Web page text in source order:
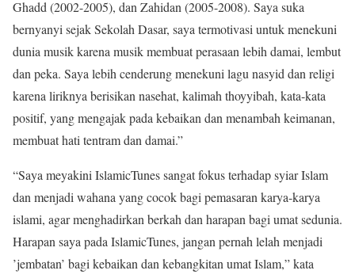
Ghadd (2002-2005), dan Zahidan (2005-2008). Saya suka
bernyanyi sejak Sekolah Dasar, saya termotivasi untuk menekuni
dunia musik karena musik membuat perasaan lebih damai, lembut
dan peka. Saya lebih cenderung menekuni lagu nasyid dan religi
karena liriknya berisikan nasehat, kalimah thoyyibah, kata-kata
positif, yang mengajak pada kebaikan dan menambah keimanan,
membuat hati tentram dan damai.”
“Saya meyakini IslamicTunes sangat fokus terhadap syiar Islam
dan menjadi wahana yang cocok bagi pemasaran karya-karya
islami, agar menghadirkan berkah dan harapan bagi umat sedunia.
Harapan saya pada IslamicTunes, jangan pernah lelah menjadi
’jembatan’ bagi kebaikan dan kebangkitan umat Islam,” kata